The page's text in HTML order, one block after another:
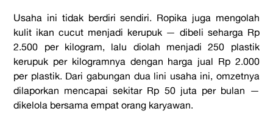
Usaha ini tidak berdiri sendiri. Ropika juga mengolah
kulit ikan cucut menjadi kerupuk — dibeli seharga Rp
2.500 per kilogram, lalu diolah menjadi 250 plastik
kerupuk per kilogramnya dengan harga jual Rp 2.000
per plastik. Dari gabungan dua lini usaha ini, omzetnya
dilaporkan mencapai sekitar Rp 50 juta per bulan —
dikelola bersama empat orang karyawan.